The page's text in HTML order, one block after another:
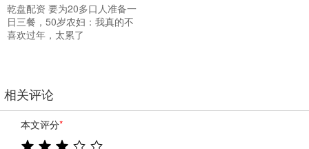
乾盘配资 要为20多口人准备一
日三餐，50岁农妇：我真的不
喜欢过年，太累了
相关评论
本文评分*